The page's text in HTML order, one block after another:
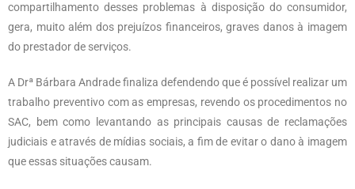
compartilhamento desses problemas à disposição do consumidor,
gera, muito além dos prejuízos financeiros, graves danos à imagem
do prestador de serviços.
A Drª Bárbara Andrade finaliza defendendo que é possível realizar um
trabalho preventivo com as empresas, revendo os procedimentos no
SAC, bem como levantando as principais causas de reclamações
judiciais e através de mídias sociais, a fim de evitar o dano à imagem
que essas situações causam.